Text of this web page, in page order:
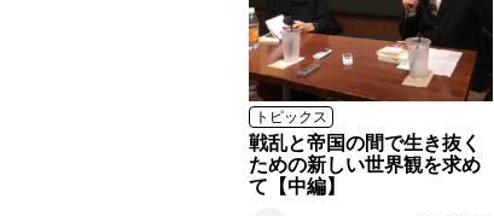
トピックス
戦乱と帝国の間で生き抜く
ための新しい世界観を求め
て【中編】